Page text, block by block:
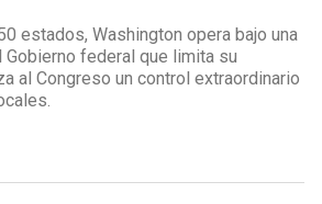
estados, Washington opera bajo una
Gobierno federal que limita su
al Congreso un control extraordinario